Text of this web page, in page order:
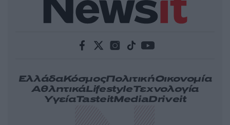
ΕλλάδαΚόσμοςΠολιτικήΟικονομία
ΑθλητικάLifestyleΤεχνολογία
ΥγείαTasteitMediaDriveit